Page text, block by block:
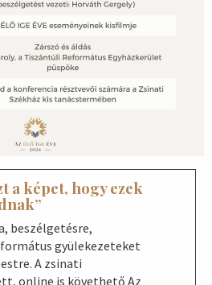
a képet, hogy ezek
beszélgetésre,
gyülekezeteket
A zsinati
online is követhető Az